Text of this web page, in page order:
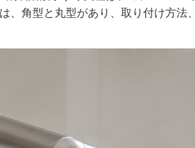
、角型と丸型があり、取り付け方法